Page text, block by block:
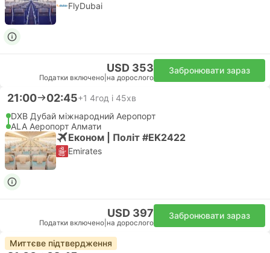
FlyDubai
USD 353
Податки включено на дорослого
Забронювати зараз
21:00 02:45+1 4год і 45хв
DXB Дубай міжнародний Аеропорт
ALA Аеропорт Алмати
Економ | Політ #EK2422
Emirates
USD 397
Податки включено на дорослого
Забронювати зараз
Миттєве підтвердження